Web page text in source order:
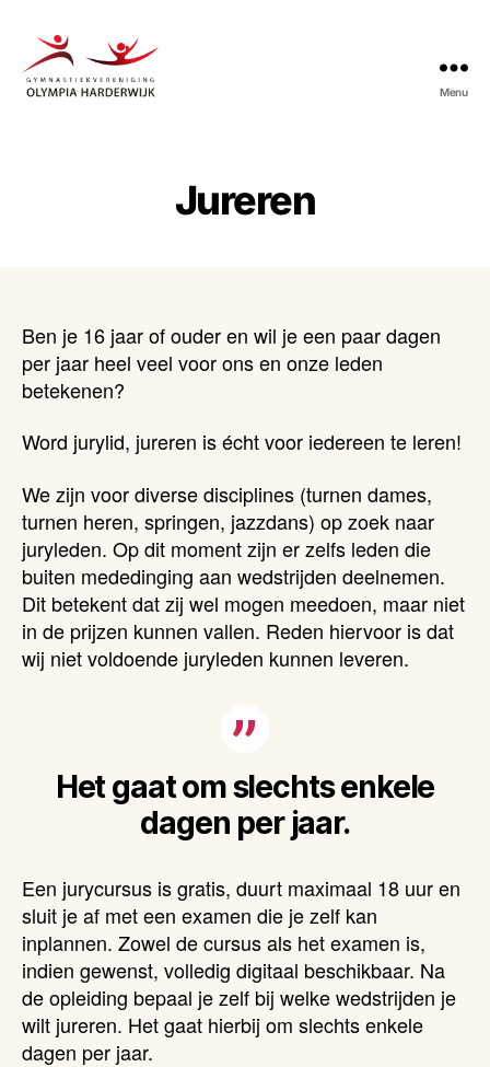
Menu
Jureren
Ben je 16 jaar of ouder en wil je een paar dagen
per jaar heel veel voor ons en onze leden
betekenen?
Word jurylid, jureren is écht voor iedereen te leren!
We zijn voor diverse disciplines (turnen dames,
turnen heren, springen, jazzdans) op zoek naar
juryleden. Op dit moment zijn er zelfs leden die
buiten mededinging aan wedstrijden deelnemen.
Dit betekent dat zij wel mogen meedoen, maar niet
in de prijzen kunnen vallen. Reden hiervoor is dat
wij niet voldoende juryleden kunnen leveren.
Het gaat om slechts enkele
dagen per jaar.
Een jurycursus is gratis, duurt maximaal 18 uur en
sluit je af met een examen die je zelf kan
inplannen. Zowel de cursus als het examen is,
indien gewenst, volledig digitaal beschikbaar. Na
de opleiding bepaal je zelf bij welke wedstrijden je
wilt jureren. Het gaat hierbij om slechts enkele
dagen per jaar.